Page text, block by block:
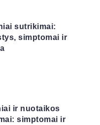
sutrikimai:
simptomai ir
ir nuotaikos
simptomai ir